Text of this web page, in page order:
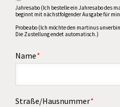
Jahresabo (Ich bestelle ein Jahresabo des
beginnt mit nächstfolgender Ausgabe für
Probeabo (Ich möchte den martinus
Die Zustellung endet automatisch.)
Name*
Straße/Hausnummer*